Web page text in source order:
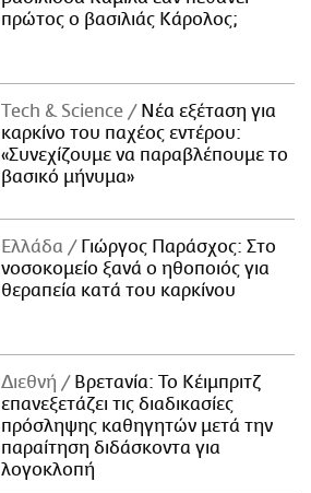
πρώτος ο βασιλιάς Κάρολος;
Τech & Science
Νέα εξέταση για
καρκίνο του παχέος εντέρου:
«Συνεχίζουμε να παραβλέπουμε το
βασικό μήνυμα»
Ελλάδα
Γιώργος Παράσχος: Στο
νοσοκομείο ξανά ο ηθοποιός για
θεραπεία κατά του καρκίνου
Διεθνή
Βρετανία: Το Κέιμπριτζ
επανεξετάζει τις διαδικασίες
πρόσληψης καθηγητών μετά την
παραίτηση διδάσκοντα για
λογοκλοπή